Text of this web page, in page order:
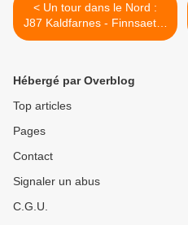
< Un tour dans le Nord :
J87 Kaldfarnes - Finnsaeter
(100kms)
Hébergé par Overblog
Top articles
Pages
Contact
Signaler un abus
C.G.U.